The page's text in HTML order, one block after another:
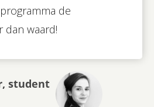
de
dan waard!
student